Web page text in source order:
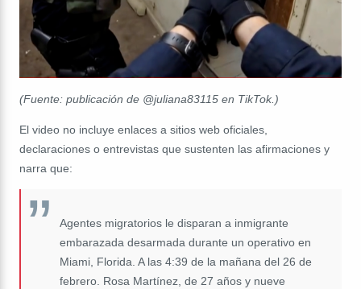
(Fuente: publicación de @juliana83115 en TikTok.)
El video no incluye enlaces a sitios web oficiales,
declaraciones o entrevistas que sustenten las afirmaciones y
narra que:
Agentes migratorios le disparan a inmigrante
embarazada desarmada durante un operativo en
Miami, Florida. A las 4:39 de la mañana del 26 de
febrero. Rosa Martínez, de 27 años y nueve